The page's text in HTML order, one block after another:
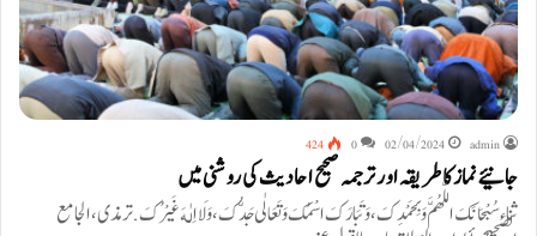
admin
02/04/2024
0
424
جانیئے نماز کا طریقہ اور ترجمہ صحیح احادیث کی روشنی میں
ثناء سُبْحَانَکَ اللّٰهُمَّ وَبِحَمْدِکَ، وَتَبَارَکَ اسْمُکَ وَتَعَالٰی جَدُّکَ، وَلَا اِلٰهَ غَيْرُکَ. ترمذی، الجامع